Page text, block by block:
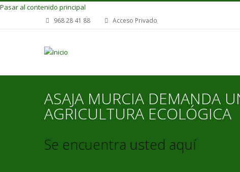
Pasar al contenido principal
968 28 41 88 Acceso Privado
ASAJA MURCIA DEMANDA
AGRICULTURA ECOLÓGICA
Se encuentra usted aquí